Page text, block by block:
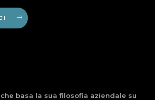
basa la sua filosofia aziendale su